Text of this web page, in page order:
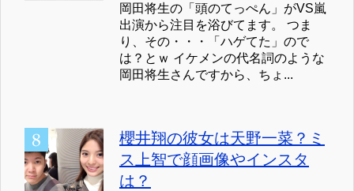
岡田将生の「頭のてっぺん」がVS嵐
出演から注目を浴びてます。 つま
り、その・・・「ハゲてた」ので
は？とｗ イケメンの代名詞のような
岡田将生さんですから、ちょ...
櫻井翔の彼女は天野一菜？ミ
ス上智で顔画像やインスタ
は？